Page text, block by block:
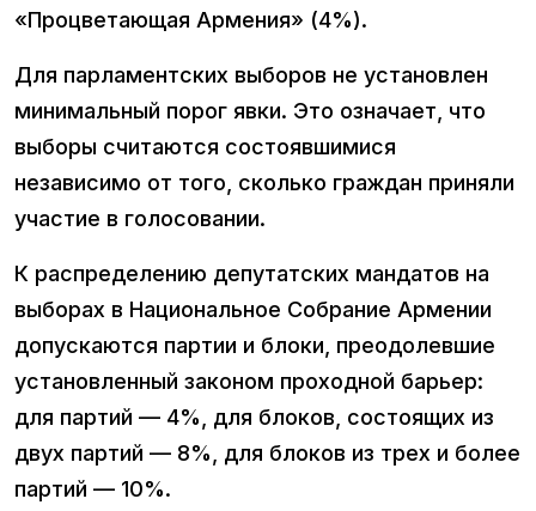
«Процветающая Армения» (4%).
Для парламентских выборов не установлен
минимальный порог явки. Это означает, что
выборы считаются состоявшимися
независимо от того, сколько граждан приняли
участие в голосовании.
К распределению депутатских мандатов на
выборах в Национальное Собрание Армении
допускаются партии и блоки, преодолевшие
установленный законом проходной барьер:
для партий — 4%, для блоков, состоящих из
двух партий — 8%, для блоков из трех и более
партий — 10%.